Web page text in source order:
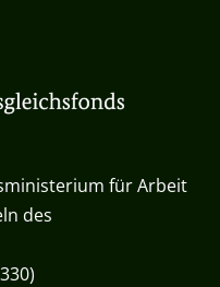
für Arbeit
des